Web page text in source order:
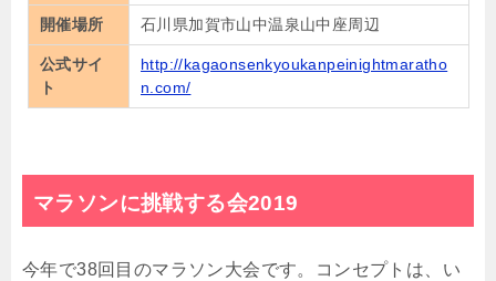
開催場所 石川県加賀市山中温泉山中座周辺
公式サイ
ト
http://kagaonsenkyoukanpeinightmaratho
n.com/
マラソンに挑戦する会2019
今年で38回目のマラソン大会です。コンセプトは、い